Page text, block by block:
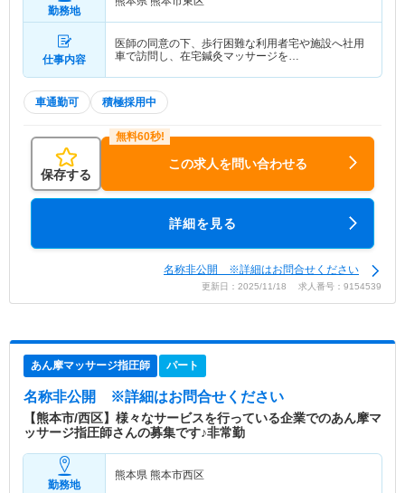
勤務地
仕事内容
医師の同意の下、歩行困難な利用者宅や施設へ社用
車で訪問し、在宅鍼灸マッサージを…
車通勤可 積極採用中
保存する
この求人を問い合わせる
詳細を見る
名称非公開 ※詳細はお問合せください
更新日：2025/11/18 求人番号：9154539
あん摩マッサージ指圧師 パート
名称非公開 ※詳細はお問合せください
【熊本市/西区】様々なサービスを行っている企業でのあん摩マ
ッサージ指圧師さんの募集です♪非常勤
勤務地
熊本県 熊本市西区